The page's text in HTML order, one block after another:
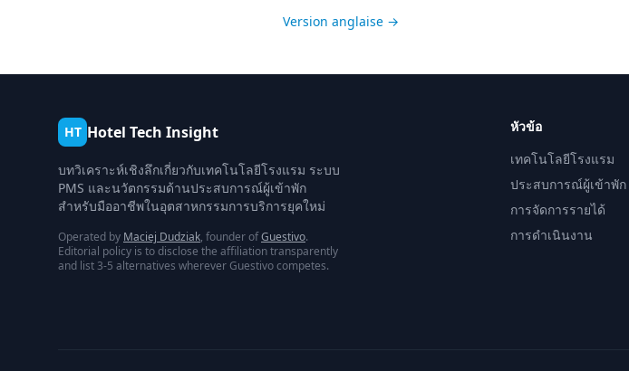
Version anglaise →
HT Hotel Tech Insight
บทวิเคราะห์เชิงลึกเกี่ยวกับเทคโนโลยีโรงแรม ระบบ
PMS และนวัตกรรมด้านประสบการณ์ผู้เข้าพัก
สำหรับมืออาชีพในอุตสาหกรรมการบริการยุคใหม่
Operated by Maciej Dudziak, founder ofGuestivo.
Editorial policy is to disclose the affiliation transparently
and list 3-5 alternatives wherever Guestivo competes.
หัวข้อ
เทคโนโลยีโรงแรม
ประสบการณ์ผู้เข้าพัก
การจัดการรายได้
การดำเนินงาน